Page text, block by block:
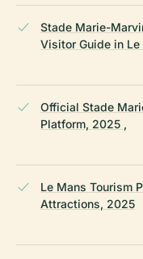
Stade Marie-
Visitor Guide in
Official Stade
Platform, 2025 ,
Le Mans Tourism
Attractions, 2025